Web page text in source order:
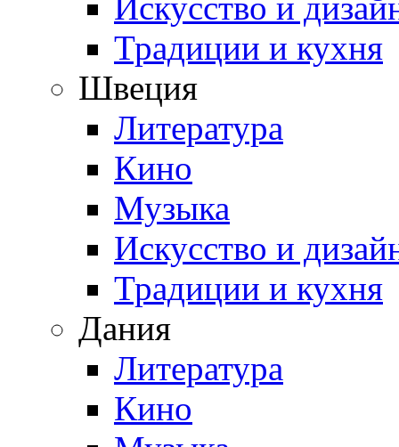
Традиции и кухня
Швеция
Литература
Кино
Музыка
Искусство и
Традиции и кухня
Дания
Литература
Кино